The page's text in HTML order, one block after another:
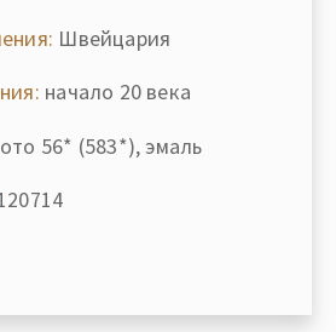
Швейцария
начало 20 века
56* (583*), эмаль